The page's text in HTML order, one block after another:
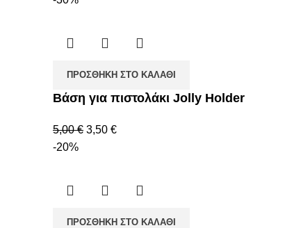
ΠΡΟΣΘΉΚΗ ΣΤΟ ΚΑΛΆΘΙ
Βάση για πιστολάκι Jolly Holder
5,00€ 3,50 €
-20%
ΠΡΟΣΘΉΚΗ ΣΤΟ ΚΑΛΆΘΙ